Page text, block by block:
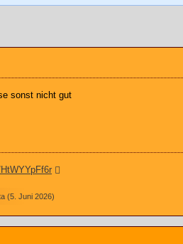
sonst nicht gut
(5. Juni 2026)